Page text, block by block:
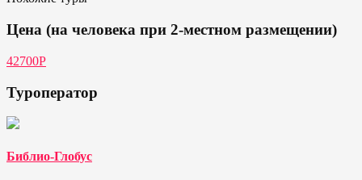
Цена (на человека при 2-местном размещении)
42700P
Туроператор
Библио-Глобус